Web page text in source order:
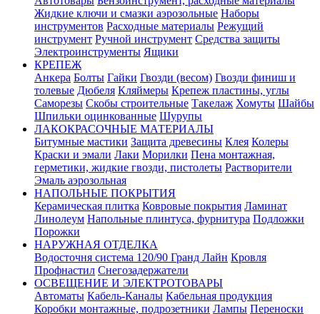
Жидкие ключи и смазки аэрозольные Наборы
инструментов Расходные материалы Режущий
инструмент Ручной инструмент Средства защиты
Электроинструменты Ящики
КРЕПЕЖ
Анкера Болты Гайки Гвозди (весом) Гвозди финиш и
толевые Дюбеля Кляймеры Крепеж пластины, углы
Саморезы Скобы строительные Такелаж Хомуты Шайбы
Шпильки оцинкованные Шурупы
ЛАКОКРАСОЧНЫЕ МАТЕРИАЛЫ
Битумные мастики Защита древесины Клея Колеры
Краски и эмали Лаки Морилки Пена монтажная,
герметики, жидкие гвозди, пистолеты Растворители
Эмаль аэрозольная
НАПОЛЬНЫЕ ПОКРЫТИЯ
Керамическая плитка Ковровые покрытия Ламинат
Линолеум Напольные плинтуса, фурнитура Подложки
Порожки
НАРУЖНАЯ ОТДЕЛКА
Водосточня система 120/90 Гранд Лайн Кровля
Профнастил Снегозадержатели
ОСВЕЩЕНИЕ И ЭЛЕКТРОТОВАРЫ
Автоматы Кабель-Каналы Кабельная продукция
Коробки монтажные, подрозетники Лампы Переноски